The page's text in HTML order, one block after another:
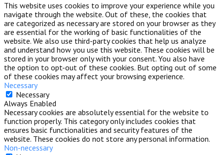
This website uses cookies to improve your experience while you
navigate through the website. Out of these, the cookies that
are categorized as necessary are stored on your browser as they
are essential for the working of basic functionalities of the
website. We also use third-party cookies that help us analyze
and understand how you use this website. These cookies will be
stored in your browser only with your consent. You also have
the option to opt-out of these cookies. But opting out of some
of these cookies may affect your browsing experience.
Necessary
Necessary
Always Enabled
Necessary cookies are absolutely essential for the website to
function properly. This category only includes cookies that
ensures basic functionalities and security features of the
website. These cookies do not store any personal information.
Non-necessary